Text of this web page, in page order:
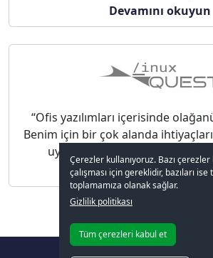
Devamını okuyun
“Ofis yazılımları içerisinde
Benim için bir çok alanda
uygundu ki tam versiyonunu
Videoyu izle
Çerezler kullanıyoruz. Bazı
çalışması için gereklidir, bazıları
toplamamıza olanak sağlar.
Gizlilik politikası
Tüm çerezleri kabul et